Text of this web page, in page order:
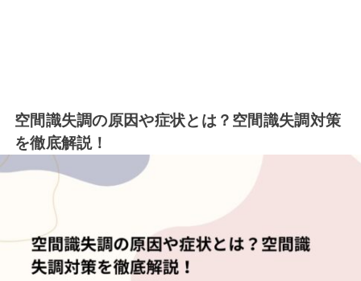
空間識失調の原因や症状とは？空間識失調対策
を徹底解説！